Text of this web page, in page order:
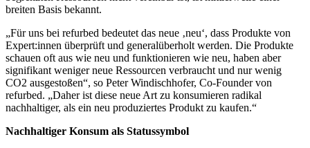
breiten Basis bekannt.
„Für uns bei refurbed bedeutet das neue ‚neu‘, dass Produkte von
Expert:innen überprüft und generalüberholt werden. Die Produkte
schauen oft aus wie neu und funktionieren wie neu, haben aber
signifikant weniger neue Ressourcen verbraucht und nur wenig
CO2 ausgestoßen“, so Peter Windischhofer, Co-Founder von
refurbed. „Daher ist diese neue Art zu konsumieren radikal
nachhaltiger, als ein neu produziertes Produkt zu kaufen.“
Nachhaltiger Konsum als Statussymbol